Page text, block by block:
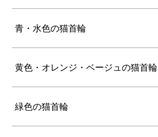
青・水色の猫首輪
黄色・オレンジ・ベージュの猫首輪
緑色の猫首輪